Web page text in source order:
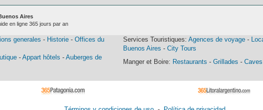
Aires
en ligne 365 jours par an
generales - Historie - Offices du
Services Touristiques: Agences de voyage -
Buenos Aires - City Tours
- Appart hôtels - Auberges de
Manger et Boire: Restaurants - Grillades -